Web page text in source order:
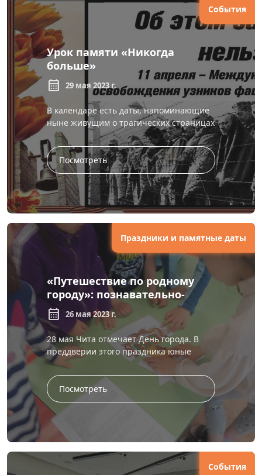
События
Урок памяти «Никогда
больше»
calendar_month 29 мая 2023 г.
В календаре есть даты, напоминающие
ныне живущим о трагических страницах
истории, которые мы не имеем права
забывать. Одна из таких дат – Междун...
Посмотреть
Праздники и памятные даты
«Путешествие по родному
городу»: познавательно-
развлекательная игра
calendar_month 26 мая 2023 г.
28 мая Чита отмечает День города. В
преддверии этого праздника юные
читинцы – воспитанники детского сада
№ 63 – вместе с сотрудниками отде...
Посмотреть
События